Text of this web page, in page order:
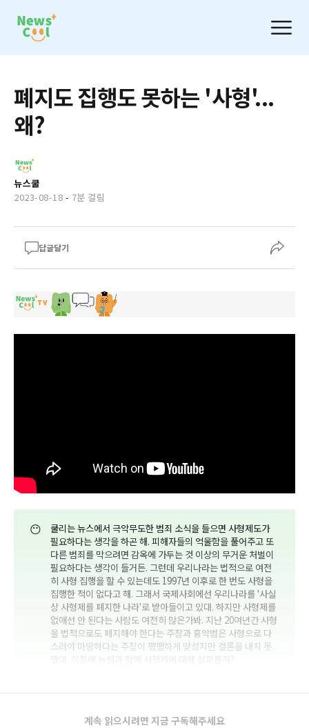
폐지도 집행도 못하는 '사형'...
왜?
뉴스쿨
2023-08-18 - 7분 걸림
답글달기
😶
쿨리는 뉴스에서 극악무도한 범죄 소식을 들으면 사형제도가
필요하다는 생각을 하곤 해. 피해자들의 억울함을 풀어주고 또
다른 범죄를 막으려면 감옥에 가두는 것 이상의 무거운 처벌이
필요하다는 생각이 들거든. 그런데 우리나라는 법적으로 여전
히 사형 집행을 할 수 있는데도 1997년 이후로 한 번도 사형을
집행한 적이 없다고 해. 그래서 국제사회에선 우리나라를 '사실
상 사형제를 폐지한 나라'로 받아들이고 있대. 하지만 사형제를
없애선 안 된다는 사람도 여전히 많은가봐. 지난 20여년간 사형
을 법적으로도 폐지해야 한다는 주장과 흉악범은 사형으로 다
스려야 마땅하다는 주장이 팽팽하게 맞섰지만 결론을 내지 못
계속 읽으시려면 지금 구독해주세요